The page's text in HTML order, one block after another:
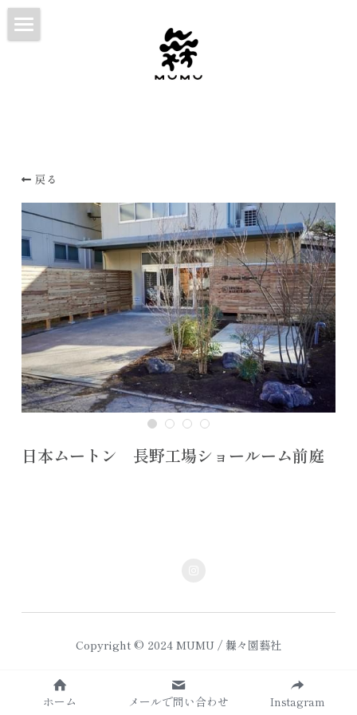
NOTE
日本語
日本語
English
戻る
日本ムートン 長野工場ショールーム前庭
Copyright © 2024 MUMU / 橆々園藝社
ホーム メールで問い合わせ Instagram